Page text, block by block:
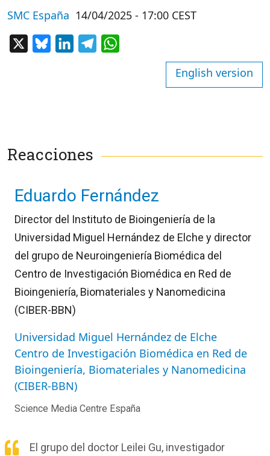
SMC España 14/04/2025 - 17:00 CEST
BlueskyLinkedInTelegram
English version
Reacciones
Eduardo Fernández
Director del Instituto de Bioingeniería de la
Universidad Miguel Hernández de Elche y director
del grupo de Neuroingeniería Biomédica del
Centro de Investigación Biomédica en Red de
Bioingeniería, Biomateriales y Nanomedicina
(CIBER-BBN)
Universidad Miguel Hernández de Elche
Centro de Investigación Biomédica en Red de
Bioingeniería, Biomateriales y Nanomedicina
(CIBER-BBN)
Science Media Centre España
El grupo del doctor Leilei Gu, investigador